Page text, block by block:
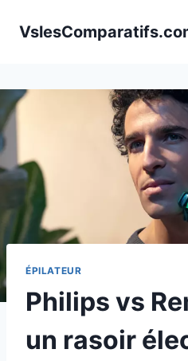
ÉPILATEUR
Philips vs
un rasoir